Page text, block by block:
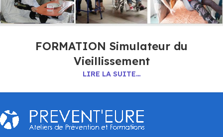
FORMATION Simulateur du
Vieillissement
LIRE LA SUITE…